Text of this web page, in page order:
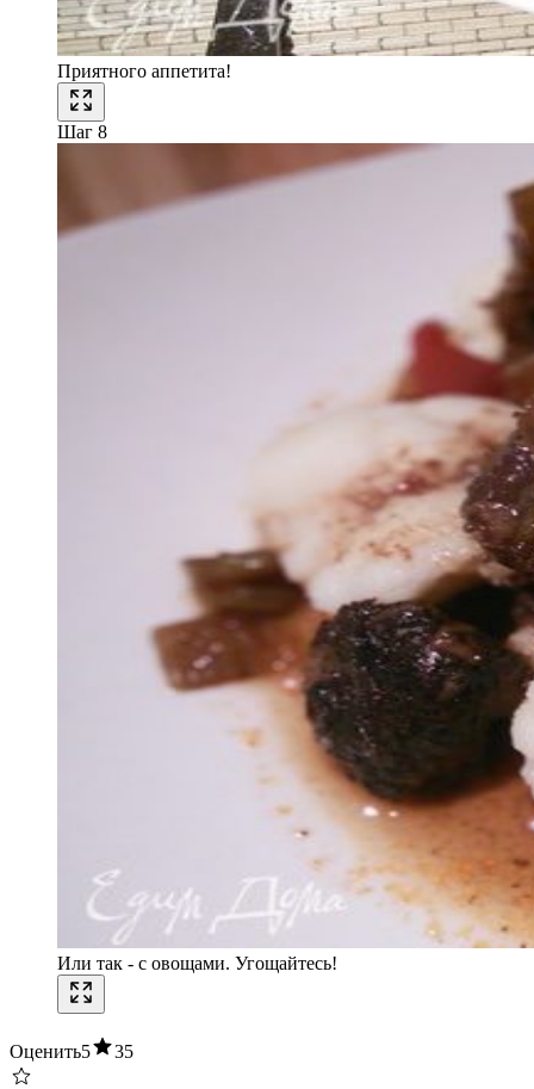
Приятного аппетита!
Шаг 8
Или так - с овощами. Угощайтесь!
Оценить5 35